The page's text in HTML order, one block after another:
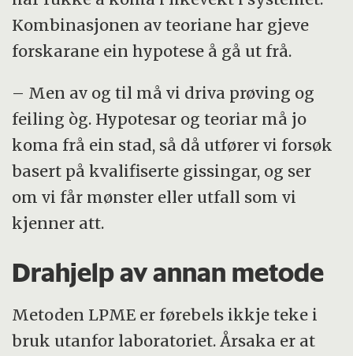
Kombinasjonen av teoriane har gjeve
forskarane ein hypotese å gå ut frå.
– Men av og til må vi driva prøving og
feiling òg. Hypotesar og teoriar må jo
koma frå ein stad, så då utfører vi forsøk
basert på kvalifiserte gissingar, og ser
om vi får mønster eller utfall som vi
kjenner att.
Drahjelp av annan metode
Metoden LPME er førebels ikkje teke i
bruk utanfor laboratoriet. Årsaka er at